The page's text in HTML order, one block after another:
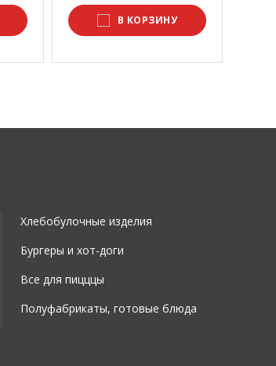
В КОРЗИНУ
Хлебобулочные изделия
Бургеры и хот-доги
Все для пицццы
Полуфабрикаты, готовые блюда